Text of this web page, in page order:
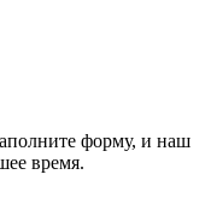
форму, и наш
время.